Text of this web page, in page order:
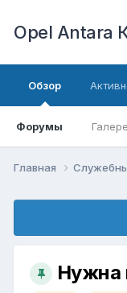
Opel Antara
Обзор
Форумы
Главная
Нужна